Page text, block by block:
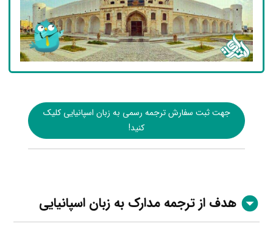
جهت ثبت سفارش ترجمه رسمی به زبان اسپانیایی کلیک
کنید!
هدف از ترجمه مدارک به زبان اسپانیایی